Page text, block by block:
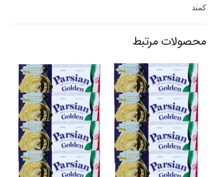
کمند
محصولات مرتبط